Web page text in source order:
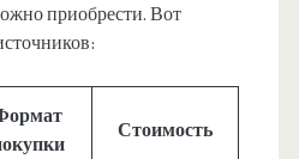
приобрести. Вот
Стоимость